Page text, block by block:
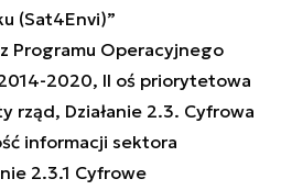
(Sat4Envi)”
Programu Operacyjnego
2020, II oś priorytetowa
rząd, Działanie 2.3. Cyfrowa
informacji sektora
2.3.1 Cyfrowe